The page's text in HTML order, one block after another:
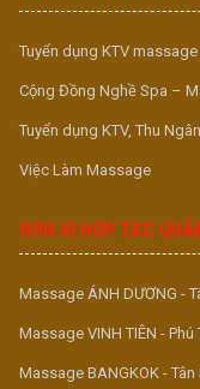
Tuyển dụng KTV massage
Cộng Đồng Nghề Spa –
Tuyển dụng KTV, Thu
Việc Làm Massage
ĐƠN VỊ HỢP TÁC
Massage ÁNH DƯƠNG -
Massage VINH TIÊN - Phú
Massage BANGKOK - Tân